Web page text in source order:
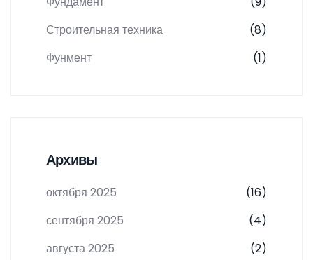
Строительная техника
(8)
Фунмент
(1)
Архивы
октября 2025
(16)
сентября 2025
(4)
августа 2025
(2)